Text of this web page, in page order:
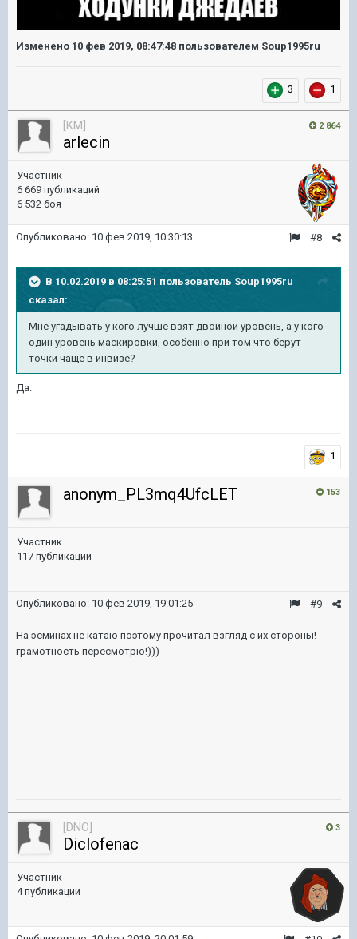
Изменено 10 фев 2019, 08:47:48 пользователем Soup1995ru
3 1
2 864
[KM]
arlecin
Участник
6 669 публикаций
6 532 боя
#8
Опубликовано: 10 фев 2019, 10:30:13
В 10.02.2019 в 08:25:51 пользователь Soup1995ru
сказал:
Мне угадывать у кого лучше взят двойной уровень, а у кого
один уровень маскировки, особенно при том что берут
точки чаще в инвизе?
Да.
1
153
anonym_PL3mq4UfcLET
Участник
117 публикаций
#9
Опубликовано: 10 фев 2019, 19:01:25
На эсминах не катаю поэтому прочитал взгляд с их стороны!
грамотность пересмотрю!)))
3
[DNO]
Diclofenac
Участник
4 публикации